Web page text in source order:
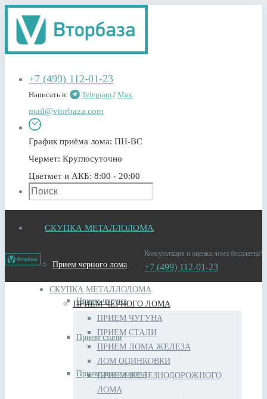
+7 (499) 112-01-23
Написать в: Telegram / Max
mail@vtorbaza.com
График приёма лома: ПН-ВС
Чермет: Круглосуточно
Цветмет и АКБ: 8:00 - 20:00
СКУПКА МЕТАЛЛОЛОМА
Прием черного лома
Прием чугуна
Прием стали
Прием лома железа
Консультация и оценка лома бесплатна!
+7 (499) 112-01-23
СКУПКА МЕТАЛЛОЛОМА
ПРИЕМ ЧЕРНОГО ЛОМА
ПРИЕМ ЧУГУНА
ПРИЕМ СТАЛИ
ПРИЕМ ЛОМА ЖЕЛЕЗА
ЛОМ ОЦИНКОВКИ
ПРИЕМ ЖЕЛЕЗНОДОРОЖНОГО
ЛОМА